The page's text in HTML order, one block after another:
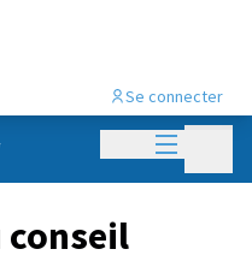
Menu
Se connecter